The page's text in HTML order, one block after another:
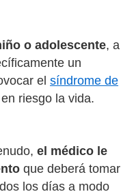
o adolescente, a
un
el síndrome de
riesgo la vida.
el médico le
que deberá tomar
los días a modo